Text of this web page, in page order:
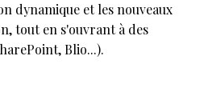
dynamique et les nouveaux
tout en s'ouvrant à des
Blio...).